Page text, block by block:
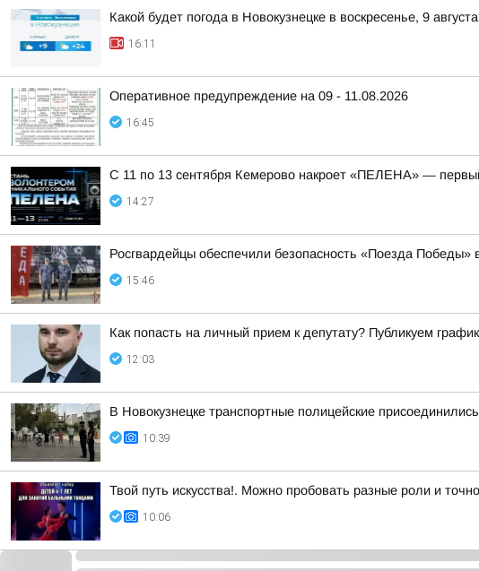
Какой будет погода в Новокузнецке в воскресенье, 9
16:11
Оперативное предупреждение на 09 - 11.08.2026
16:45
С 11 по 13 сентября Кемерово накроет «ПЕЛЕНА» —
14:27
Росгвардейцы обеспечили безопасность «Поезда Победы»
15:46
Как попасть на личный прием к депутату? Публикуем
12:03
В Новокузнецке транспортные полицейские
10:39
Твой путь искусства!. Можно пробовать разные роли и
10:06